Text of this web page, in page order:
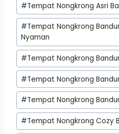
#Tempat Nongkrong Asri
#Tempat Nongkrong
Nyaman
#Tempat Nongkrong
#Tempat Nongkrong
#Tempat Nongkrong
#Tempat Nongkrong Cozy